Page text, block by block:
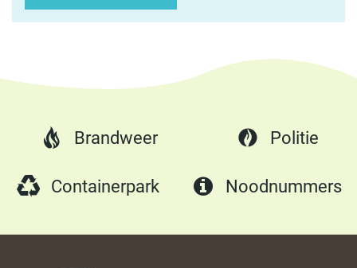
huis
Brandweer Politie
Containerpark Noodnummers